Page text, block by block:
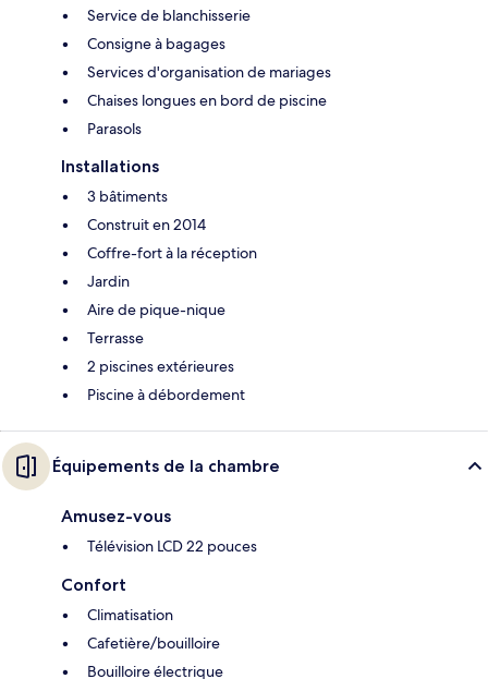
Service de blanchisserie
Consigne à bagages
Services d'organisation de mariages
Chaises longues en bord de piscine
Parasols
Installations
3 bâtiments
Construit en 2014
Coffre-fort à la réception
Jardin
Aire de pique-nique
Terrasse
2 piscines extérieures
Piscine à débordement
Équipements de la chambre
Amusez-vous
Télévision LCD 22 pouces
Confort
Climatisation
Cafetière/bouilloire
Bouilloire électrique